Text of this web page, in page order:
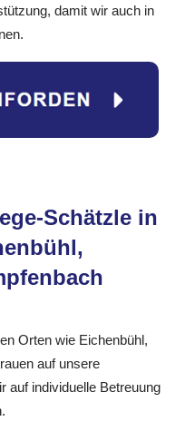
damit wir auch in
Schätzle in
Orten wie Eichenbühl,
auf unsere
auf individuelle Betreuung